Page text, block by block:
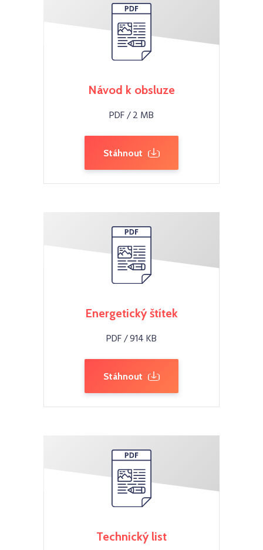
Návod k obsluze
PDF / 2 MB
Stáhnout
Energetický štítek
PDF / 914 KB
Stáhnout
Technický list